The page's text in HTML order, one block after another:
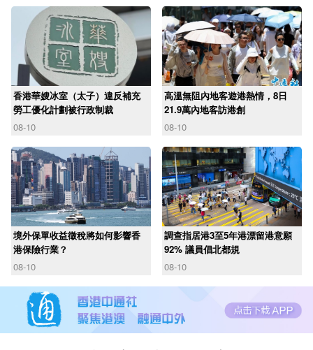
香港華嫂冰室（太子）違反補充
勞工優化計劃被行政制裁
08-10
高溫無阻內地客遊港熱情，8日
21.9萬內地客訪港創
08-10
境外保單收益徵稅將如何影響香
港保險行業？
08-10
調查指居港3至5年港漂留港意願
92% 議員倡北都規
08-10